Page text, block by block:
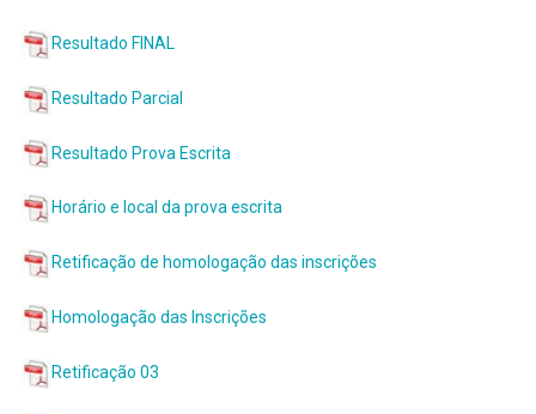
Resultado FINAL
Resultado Parcial
Resultado Prova Escrita
Horário e local da prova escrita
Retificação de homologação das inscrições
Homologação das Inscrições
Retificação 03